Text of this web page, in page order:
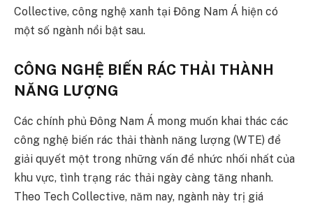
Collective, công nghệ xanh tại Đông Nam Á hiện có
một số ngành nổi bật sau.
CÔNG NGHỆ BIẾN RÁC THẢI THÀNH
NĂNG LƯỢNG
Các chính phủ Đông Nam Á mong muốn khai thác các
công nghệ biến rác thải thành năng lượng (WTE) để
giải quyết một trong những vấn đề nhức nhối nhất của
khu vực, tình trạng rác thải ngày càng tăng nhanh.
Theo Tech Collective, năm nay, ngành này trị giá